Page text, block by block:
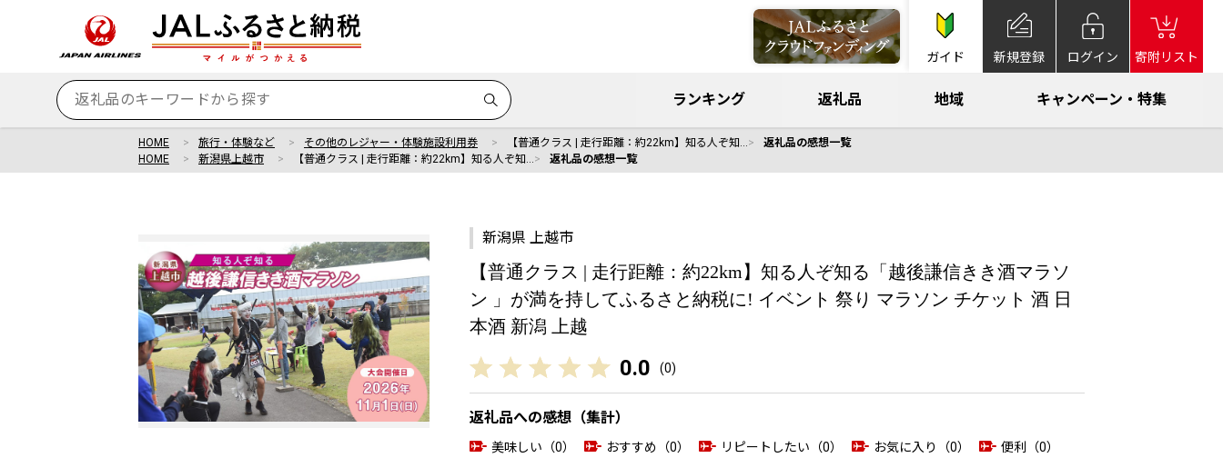
ガイド 新規登録 ログイン 寄附リスト
ランキング 返礼品 地域 キャンペーン・特集
HOME 旅行・体験など その他のレジャー・体験施設利用券 【普通クラス | 走行距離：約22km】知る人ぞ知…
返礼品の感想一覧
HOME
新潟県上越市 【普通クラス | 走行距離：約22km】知る人ぞ知… 返礼品の感想一覧
新潟県 上越市
【普通クラス | 走行距離：約22km】知る人ぞ知る「越後謙信きき酒マラソ
ン 」が満を持してふるさと納税に! イベント 祭り マラソン チケット 酒 日
本酒 新潟 上越
0.0 (0)
返礼品への感想（集計）
美味しい（0） おすすめ（0） リピートしたい（0） お気に入り（0）
便利（0）